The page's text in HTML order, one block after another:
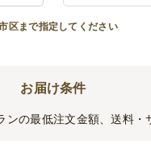
区まで指定してください
お届け条件
の最低注文金額、送料・